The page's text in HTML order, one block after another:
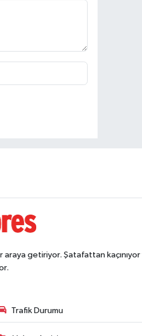
getiriyor. Şatafattan
Trafik Durumu